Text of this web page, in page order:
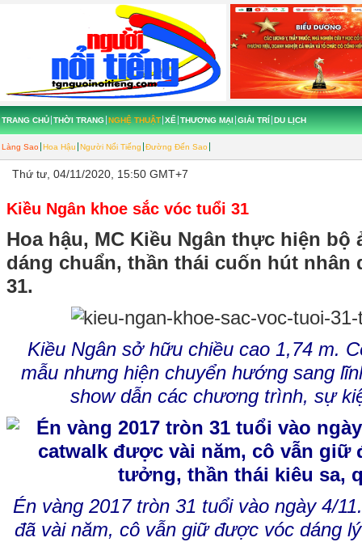
TRANG CHỦ THỜI TRANG NGHỆ THUẬT
Làng Sao Hoa Hậu Người Nổi Tiếng Đường Đến Sao
XẾ THƯƠNG MẠI GIẢI TRÍ DU LỊCH
Thứ tư, 04/11/2020, 15:50 GMT+7
Kiều Ngân khoe sắc vóc tuổi 31
Hoa hậu, MC Kiều Ngân thực hiện bộ
dáng chuẩn, thần thái cuốn hút
31.
Kiều Ngân sở hữu chiều cao 1,74 m.
mẫu nhưng hiện chuyển hướng sang
show dẫn các chương trình, sự
Én vàng 2017 tròn 31 tuổi vào ngày 4/
đã vài năm, cô vẫn giữ được vóc dáng